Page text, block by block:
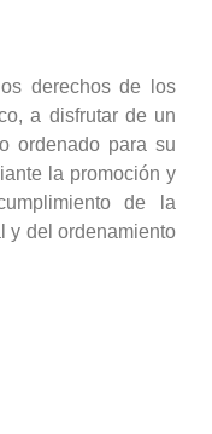
derechos de los
a disfrutar de un
ordenado para su
la promoción y
de la
y del ordenamiento